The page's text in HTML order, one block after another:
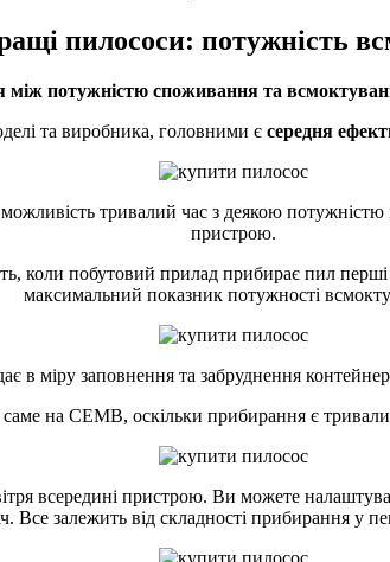
пилососи: потужність
між потужністю споживання та
та виробника, головними є середня
тривалий час з деякою
пристрою.
коли побутовий прилад прибирає пил
максимальний показник потужності
в міру заповнення та забруднення
на СЕМВ, оскільки прибирання є
всередині пристрою. Ви можете
Все залежить від складності прибирання у